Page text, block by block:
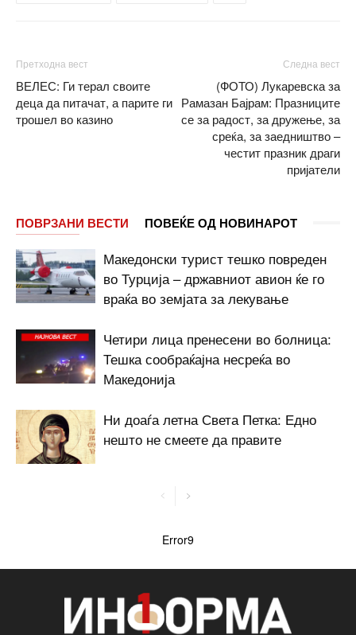
Претходна вест
ВЕЛЕС: Ги терал своите
деца да питачат, а парите ги
трошел во казино
Следна вест
(ФОТО) Лукаревска за
Рамазан Бајрам: Празниците
се за радост, за дружење, за
среќа, за заедништво –
честит празник драги
пријатели
ПОВРЗАНИ ВЕСТИ ПОВЕЌЕ ОД НОВИНАРОТ
Македонски турист тешко повреден
во Турција – државниот авион ќе го
враќа во земјата за лекување
Четири лица пренесени во болница:
Тешка сообраќајна несреќа во
Македонија
Ни доаѓа летна Света Петка: Едно
нешто не смеете да правите
Error9